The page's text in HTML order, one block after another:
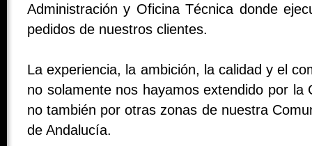
Administración y Oficina Técnica donde
pedidos de nuestros clientes.
La experiencia, la ambición, la calidad y el
no solamente nos hayamos extendido por la
no también por otras zonas de nuestra
de Andalucía.